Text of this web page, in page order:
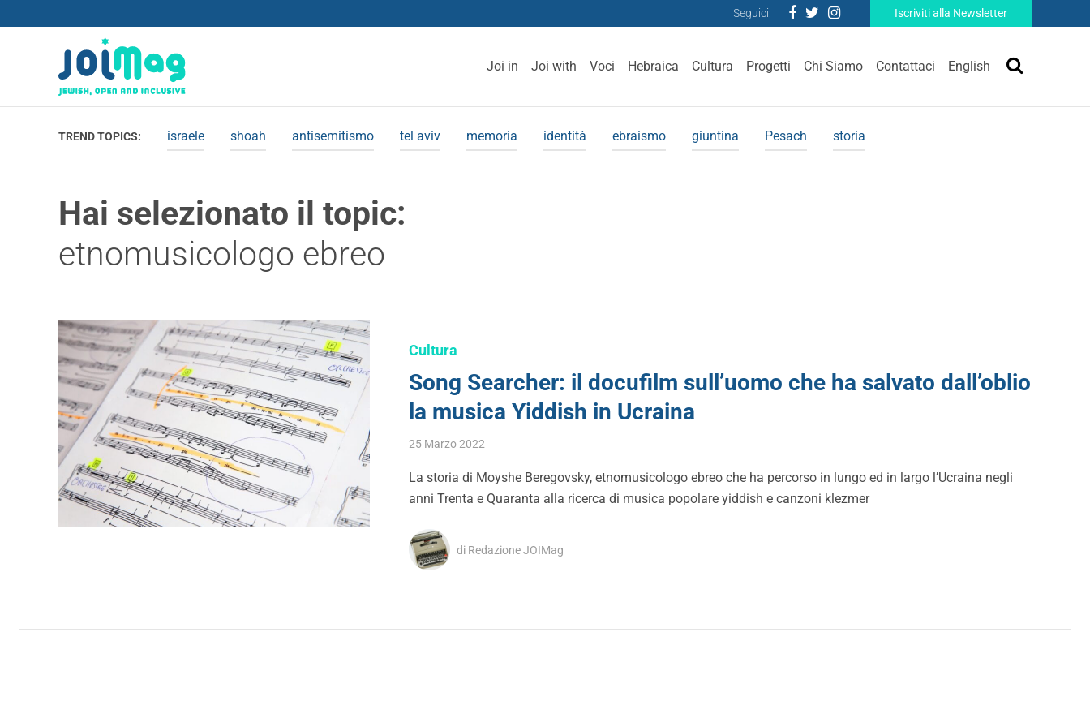
Seguici: Iscriviti alla Newsletter
Joi in Joi with Voci Hebraica Cultura Progetti Chi Siamo Contattaci English
TREND TOPICS: israele shoah antisemitismo tel aviv memoria identità ebraismo giuntina Pesach storia
Hai selezionato il topic:
etnomusicologo ebreo
Cultura
Song Searcher: il docufilm sull’uomo che ha salvato dall’oblio
la musica Yiddish in Ucraina
25 Marzo 2022
La storia di Moyshe Beregovsky, etnomusicologo ebreo che ha percorso in lungo ed in largo l’Ucraina negli
anni Trenta e Quaranta alla ricerca di musica popolare yiddish e canzoni klezmer
di Redazione JOIMag